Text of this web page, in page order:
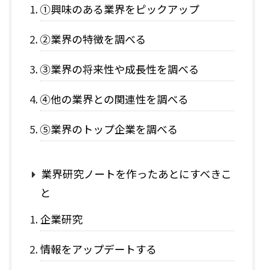
①興味のある業界をピックアップ
②業界の特徴を調べる
③業界の将来性や成長性を調べる
④他の業界との関連性を調べる
⑤業界のトップ企業を調べる
業界研究ノートを作ったあとにすべきこ
と
企業研究
情報をアップデートする